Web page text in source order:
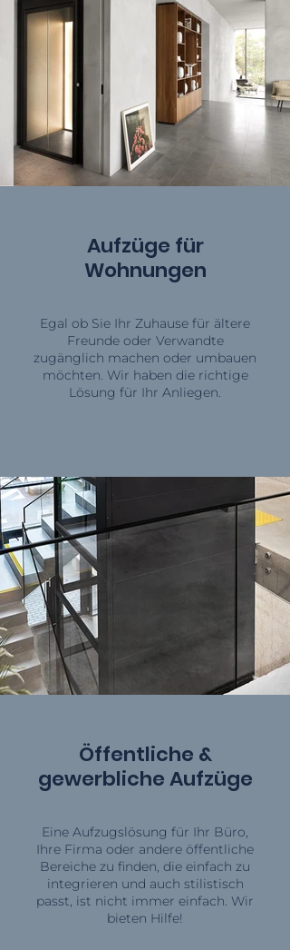
Aufzüge für
Wohnungen
Egal ob Sie Ihr Zuhause für ältere
Freunde oder Verwandte
zugänglich machen oder umbauen
möchten. Wir haben die richtige
Lösung für Ihr Anliegen.
Öffentliche &
gewerbliche Aufzüge
Eine Aufzugslösung für Ihr Büro,
Ihre Firma oder andere öffentliche
Bereiche zu finden, die einfach zu
integrieren und auch stilistisch
passt, ist nicht immer einfach. Wir
bieten Hilfe!